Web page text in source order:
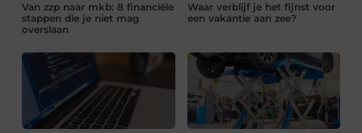
Van zzp naar mkb: 8 financiële
stappen die je niet mag
overslaan
Waar verblijf je het fijnst voor
een vakantie aan zee?